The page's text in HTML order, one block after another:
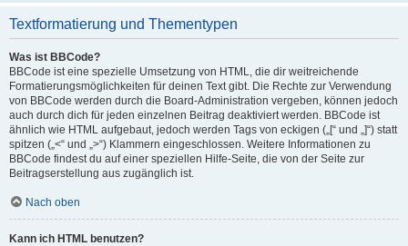
Textformatierung und Thementypen
Was ist BBCode?
BBCode ist eine spezielle Umsetzung von HTML, die dir weitreichende
Formatierungsmöglichkeiten für deinen Text gibt. Die Rechte zur Verwendung
von BBCode werden durch die Board-Administration vergeben, können jedoch
auch durch dich für jeden einzelnen Beitrag deaktiviert werden. BBCode ist
ähnlich wie HTML aufgebaut, jedoch werden Tags von eckigen („[“ und „]“) statt
spitzen („<“ und „>“) Klammern eingeschlossen. Weitere Informationen zu
BBCode findest du auf einer speziellen Hilfe-Seite, die von der Seite zur
Beitragserstellung aus zugänglich ist.
Nach oben
Kann ich HTML benutzen?